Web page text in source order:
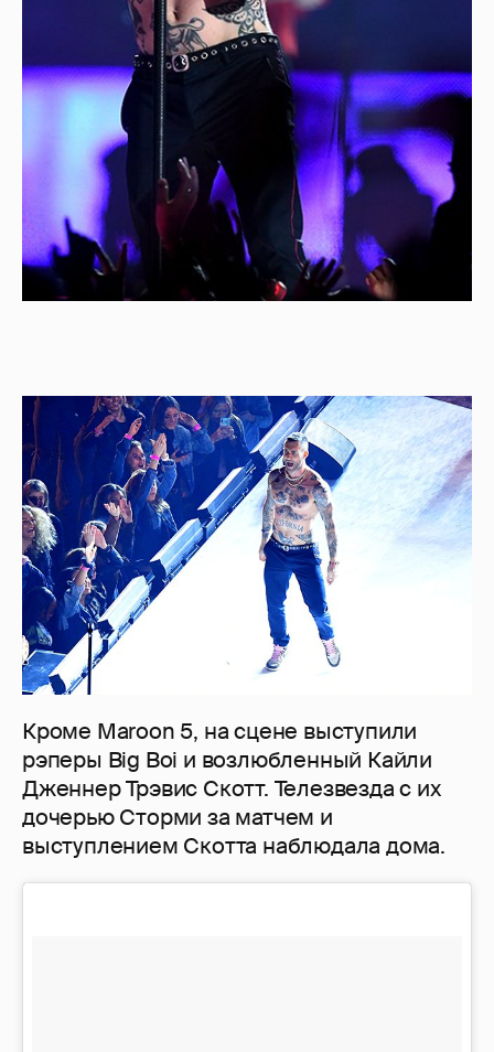
Кроме Maroon 5, на сцене выступили
рэперы Big Boi и возлюбленный Кайли
Дженнер Трэвис Скотт. Телезвезда с их
дочерью Сторми за матчем и
выступлением Скотта наблюдала дома.